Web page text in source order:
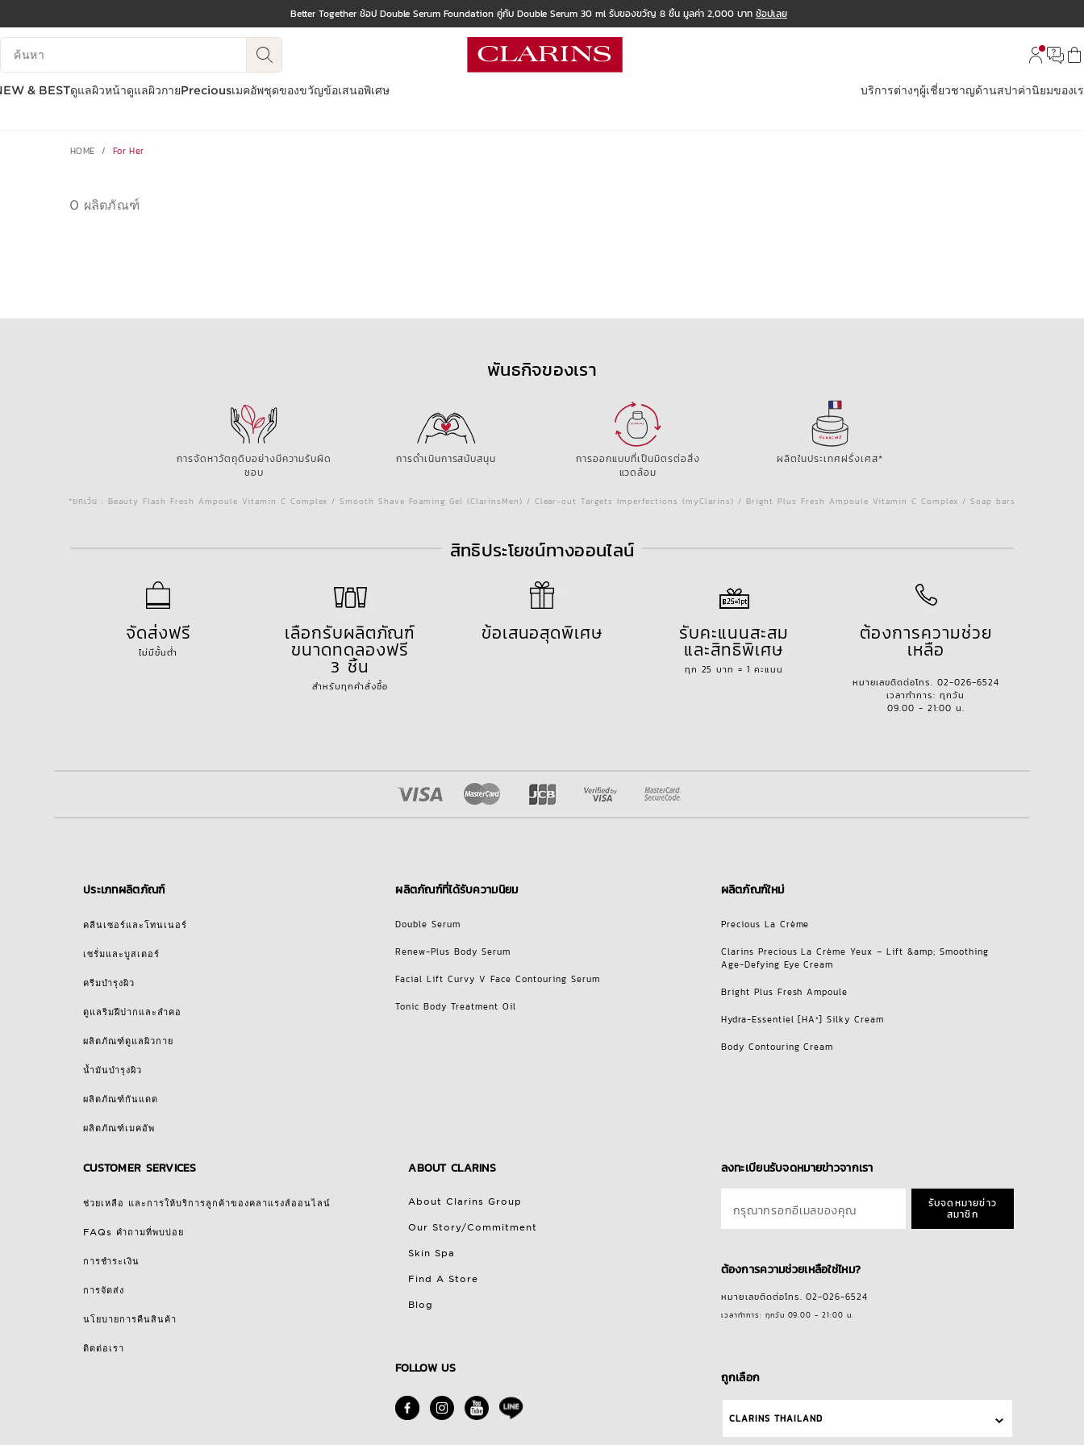
ข้ามไปยังเนื้อหา
Better Together ช้อป Double Serum Foundation คู่กับ Double Serum 30 ml รับของขวัญ 8 ชิ้น มูลค่า 2,000 บาท ช้อปเลย
บันทึกข้อมูลค้นหา
& BESTดูแลผิวหน้าดูแลผิวกายPreciousเมคอัพชุดของขวัญข้อเสนอพิเศษ บริการต่างๆผู้เชี่ยวชาญด้านสปาค่านิยมของเ
HOME For Her
0 ผลิตภัณฑ์
พันธกิจของเรา
การจัดหาวัตถุดิบอย่างมีความรับผิด
ชอบ
การดำเนินการสนับสนุน
การออกแบบที่เป็นมิตรต่อสิ่ง
แวดล้อม
ผลิตในประเทศฝรั่งเศส*
*ยกเว้น : Beauty Flash Fresh Ampoule Vitamin C Complex / Smooth Shave Foaming Gel (ClarinsMen) / Clear-out Targets Imperfections (myClarins) / Bright Plus Fresh Ampoule Vitamin C Complex / Soap bars
สิทธิประโยชน์ทางออนไลน์
จัดส่งฟรี
ไม่มีขั้นต่ำ
เลือกรับผลิตภัณฑ์
ขนาดทดลองฟรี
3 ชิ้น
สำหรับทุกคำสั่งซื้อ
ข้อเสนอสุดพิเศษ รับคะแนนสะสม
และสิทธิพิเศษ
ทุก 25 บาท = 1 คะแนน
ต้องการความช่วย
เหลือ
หมายเลขติดต่อโทร. 02-026-6524
เวลาทำการ: ทุกวัน
09.00 - 21:00 น.
ประเภทผลิตภัณฑ์
คลีนเซอร์และโทนเนอร์
เซรั่มและบูสเตอร์
ครีมบำรุงผิว
ดูแลริมฝีปากและลำคอ
ผลิตภัณฑ์ดูแลผิวกาย
น้ำมันบำรุงผิว
ผลิตภัณฑ์กันแดด
ผลิตภัณฑ์เมคอัพ
ผลิตภัณฑ์ที่ได้รับความนิยม
Double Serum
Renew-Plus Body Serum
Facial Lift Curvy V Face Contouring Serum
Tonic Body Treatment Oil
ผลิตภัณฑ์ใหม่
Precious La Crème
Clarins Precious La Crème Yeux – Lift &amp; Smoothing
Age-Defying Eye Cream
Bright Plus Fresh Ampoule
Hydra-Essentiel [HA²] Silky Cream
Body Contouring Cream
CUSTOMER SERVICES
ช่วยเหลือ และการให้บริการลูกค้าของคลาแรงส์ออนไลน์
FAQs คำถามที่พบบ่อย
การชำระเงิน
การจัดส่ง
นโยบายการคืนสินค้า
ติดต่อเรา
ABOUT CLARINS
About Clarins Group
Our Story/Commitment
Skin Spa
Find A Store
Blog
FOLLOW US
ลงทะเบียนรับจดหมายข่าวจากเรา
กรุณากรอกอีเมลของคุณ รับจดหมายข่าว
สมาชิก
ต้องการความช่วยเหลือใช่ไหม?
หมายเลขติดต่อโทร. 02-026-6524
เวลาทำการ: ทุกวัน 09.00 - 21:00 น.
ถูกเลือก
CLARINS THAILAND